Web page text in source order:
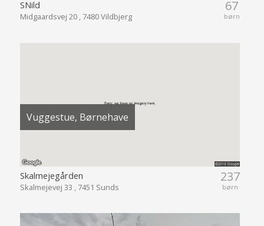
67
børn
SNild
Midgaardsvej 20 , 7480 Vildbjerg
Vuggestue, Børnehave
237
børn
Skalmejegården
Skalmejevej 33 , 7451 Sunds